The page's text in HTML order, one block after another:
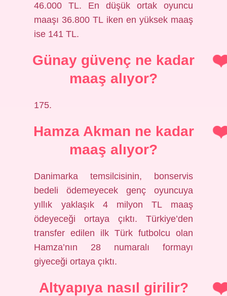
46.000 TL. En düşük ortak oyuncu
maaşı 36.800 TL iken en yüksek maaş
ise 141 TL.
Günay güvenç ne kadar
maaş alıyor?
175.
Hamza Akman ne kadar
maaş alıyor?
Danimarka temsilcisinin, bonservis
bedeli ödemeyecek genç oyuncuya
yıllık yaklaşık 4 milyon TL maaş
ödeyeceği ortaya çıktı. Türkiye’den
transfer edilen ilk Türk futbolcu olan
Hamza’nın 28 numaralı formayı
giyeceği ortaya çıktı.
Altyapıya nasıl girilir?